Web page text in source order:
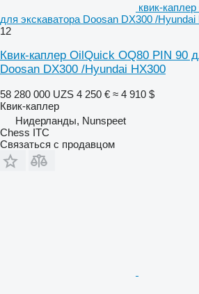
квик-
для экскаватора Doosan DX300 /Hyundai
12
Квик-каплер OilQuick OQ80 PIN 90
Doosan DX300 /Hyundai HX300
58 280 000 UZS 4 250 € ≈ 4 910 $
Квик-каплер
Нидерланды, Nunspeet
Chess ITC
Связаться с продавцом